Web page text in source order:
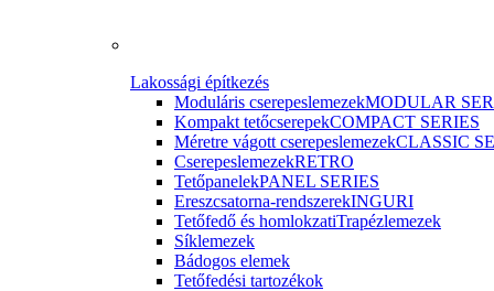
Lakossági építkezés
Moduláris cserepeslemezekMODULAR
Kompakt tetőcserepekCOMPACT SERIES
Méretre vágott cserepeslemezekCLASSIC
CserepeslemezekRETRO
TetőpanelekPANEL SERIES
Ereszcsatorna-rendszerekINGURI
Tetőfedő és homlokzatiTrapézlemezek
Síklemezek
Bádogos elemek
Tetőfedési tartozékok